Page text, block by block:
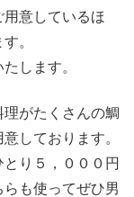
意しているほ
。
します。
がたくさんの鯛
しております。
り５，０００円
も使ってぜひ男